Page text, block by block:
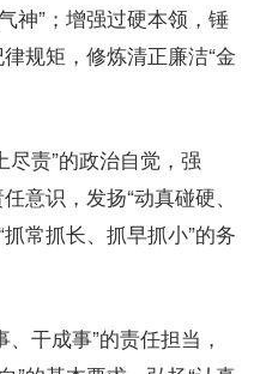
神”；增强过硬本领，锤
规矩，修炼清正廉洁“金
责”的政治自觉，强
意识，发扬“动真碰硬、
常抓长、抓早抓小”的务
干成事”的责任担当，